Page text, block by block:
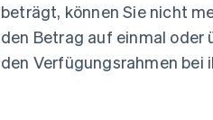
beträgt, können Sie nicht
den Betrag auf einmal oder
den Verfügungsrahmen bei